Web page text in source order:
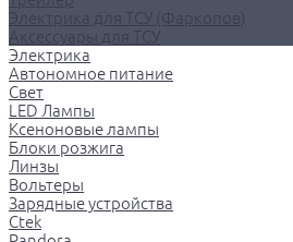
Электрика для ТСУ (Фаркопов)
Аксессуары для ТСУ
Электрика
Автономное питание
Свет
LED Лампы
Ксеноновые лампы
Блоки розжига
Линзы
Вольтеры
Зарядные устройства
Ctek